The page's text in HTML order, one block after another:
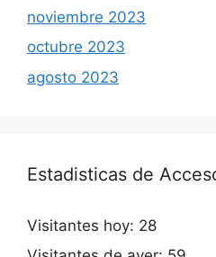
noviembre 2023
octubre 2023
agosto 2023
Estadisticas de
Visitantes hoy: 28